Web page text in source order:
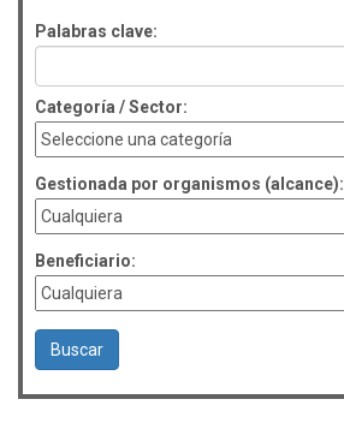
Palabras clave:
Categoría / Sector:
Gestionada por organismos (alcance):
Beneficiario: